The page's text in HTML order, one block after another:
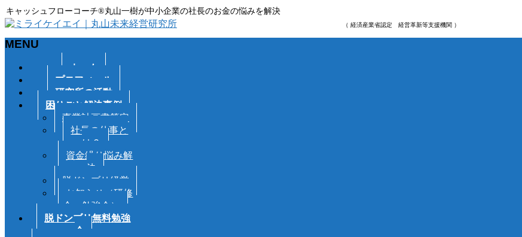
キャッシュフローコーチ®丸山一樹が中小企業の社長のお金の悩みを解決
（ 経済産業省認定 経営革新等支援機関 ）
MENU
ホーム
プロフィール
研究所の活動
困りごと解決事例
事業計画書策定
社長の仕事と
は？
資金繰り悩み解
決
脱ドンブリ経営
お知らせ（研修
会・勉強会）
脱ドンブリ無料勉強
会